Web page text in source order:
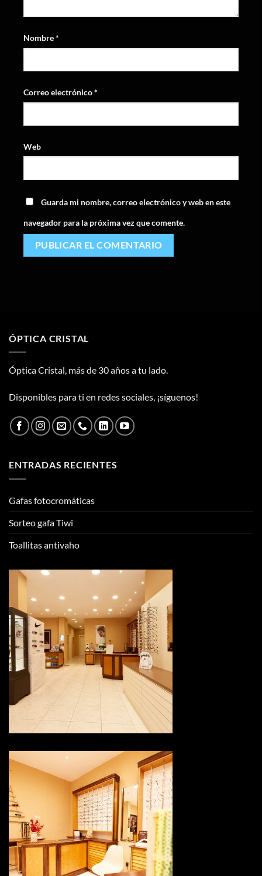
Nombre*
Correo electrónico*
Web
Guarda mi nombre, correo electrónico y web en este
navegador para la próxima vez que comente.
ÓPTICA CRISTAL
Óptica Cristal, más de 30 años a tu lado.
Disponibles para ti en redes sociales, ¡síguenos!
ENTRADAS RECIENTES
Gafas fotocromáticas
Sorteo gafa Tiwi
Toallitas antivaho